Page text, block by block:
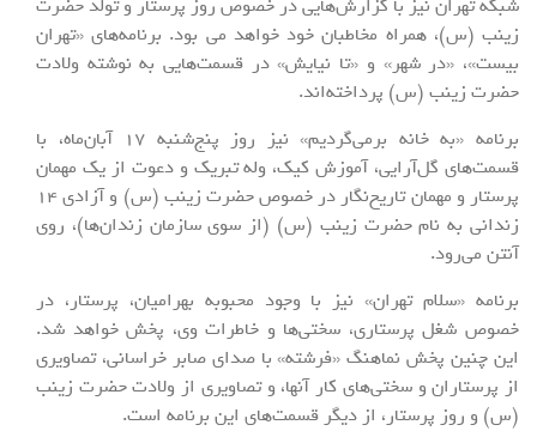
زینب (س)، همراه مخاطبان خود خواهد می بود. برنامه‌های «تهران
بیست»، «در شهر» و «تا نیایش» در قسمت‌هایی به نوشته ولادت
حضرت زینب (س) پرداخته‌اند.
برنامه «به خانه برمی‌گردیم» نیز روز پنج‌شنبه 17 آبان‌ماه، با
قسمت‌های گل‌آرایی، آموزش کیک، وله تبریک و دعوت از یک مهمان
پرستار و مهمان تاریخ‌نگار در خصوص حضرت زینب (س) و آزادی 14
زندانی به نام حضرت زینب (س) (از سوی سازمان زندان‌ها)، روی
آنتن می‌رود.
برنامه «سلام تهران» نیز با وجود محبوبه بهرامیان، پرستار، در
خصوص شغل پرستاری، سختی‌ها و خاطرات وی، پخش خواهد شد.
این چنین پخش نماهنگ «فرشته» با صدای صابر خراسانی، تصاویری
از پرستاران و سختی‌های کار آنها، و تصاویری از ولادت حضرت زینب
(س) و روز پرستار، از دیگر قسمت‌های این برنامه است.